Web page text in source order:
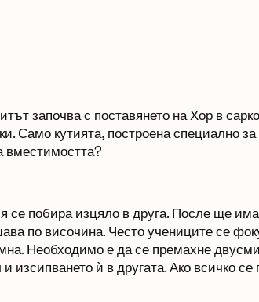
започва с поставянето на Хор в
Само кутията, построена специално за
вместимостта?
се побира изцяло в друга. После ще
по височина. Често учениците се
Необходимо е да се премахне
изсипването ѝ в другата. Ако всичко